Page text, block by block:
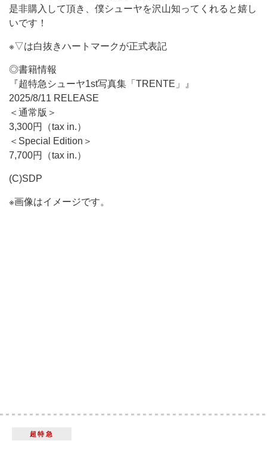
是非購入して頂き、僕シューヤを沢山知ってくれると嬉し
いです！
※▽は白抜きハートマークが正式表記
◎書籍情報
『超特急シューヤ1st写真集「TRENTE」』
2025/8/11 RELEASE
＜通常版＞
3,300円（tax in.）
＜Special Edition＞
7,700円（tax in.）
(C)SDP
※画像はイメージです。
超特急